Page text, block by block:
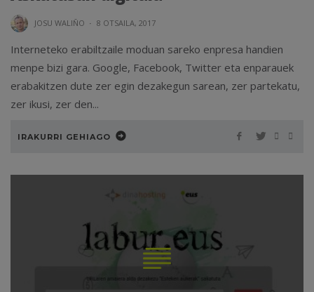
JOSU WALIÑO · 8 OTSAILA, 2017
Interneteko erabiltzaile moduan sareko enpresa handien
menpe bizi gara. Google, Facebook, Twitter eta enparauek
erabakitzen dute zer egin dezakegun sarean, zer partekatu,
zer ikusi, zer den...
IRAKURRI GEHIAGO